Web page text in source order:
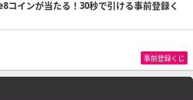
コインが当たる！30秒で引ける事前登録く
事前登録くじ